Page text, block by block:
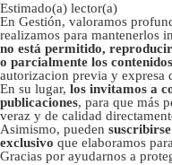
Estimado(a) lector(a)
En Gestión, valoramos
realizamos para mantenerlos
no está permitido,
o parcialmente los contenidos
autorizacion previa y expresa
En su lugar, los invitamos a
publicaciones, para que más
veraz y de calidad
Asimismo, pueden
exclusivo que elaboramos
Gracias por ayudarnos a